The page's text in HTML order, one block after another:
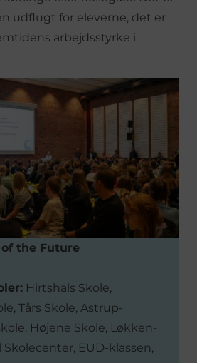
udflugt for eleverne, det er
arbejdsstyrke i
the Future
Hirtshals Skole,
Tårs Skole, Astrup-
Højene Skole, Løkken-
Skolecenter, EUD-klassen,